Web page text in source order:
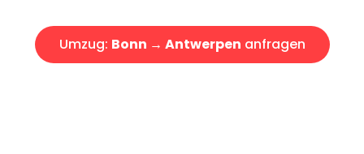
Umzug: Bonn → Antwerpen anfragen